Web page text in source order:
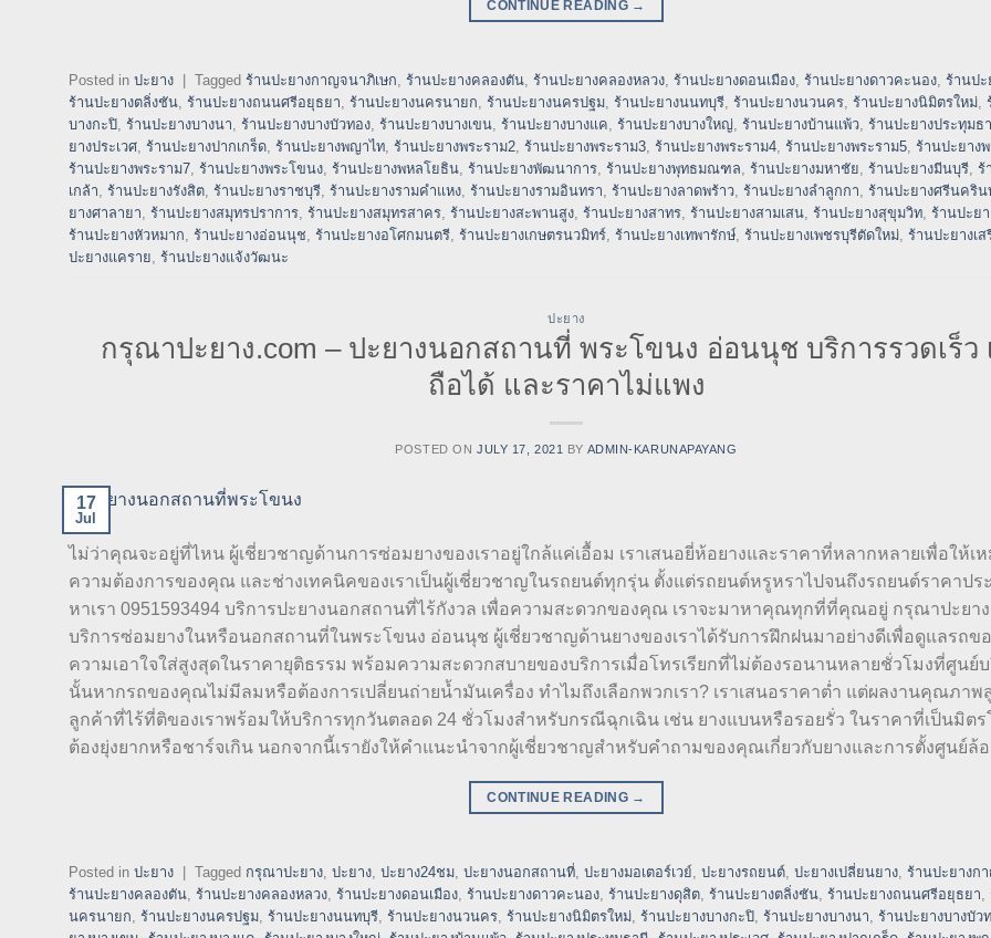
CONTINUE READING →
Posted in ปะยาง Tagged ร้านปะยางกาญจนาภิเษก, ร้านปะยางคลองตัน, ร้านปะยางคลองหลวง, ร้านปะยางดอนเมือง, ร้านปะยางดาวคะนอง, ร้านปะ
ร้านปะยางตลิ่งชัน, ร้านปะยางถนนศรีอยุธยา, ร้านปะยางนครนายก, ร้านปะยางนครปฐม, ร้านปะยางนนทบุรี, ร้านปะยางนวนคร, ร้านปะยางนิมิตรใหม่,
บางกะปิ, ร้านปะยางบางนา, ร้านปะยางบางบัวทอง, ร้านปะยางบางเขน, ร้านปะยางบางแค, ร้านปะยางบางใหญ่, ร้านปะยางบ้านแพ้ว, ร้านปะยางประทุมธ
ยางประเวศ, ร้านปะยางปากเกร็ด, ร้านปะยางพญาไท, ร้านปะยางพระราม2, ร้านปะยางพระราม3, ร้านปะยางพระราม4, ร้านปะยางพระราม5, ร้านปะยาง
ร้านปะยางพระราม7, ร้านปะยางพระโขนง, ร้านปะยางพหลโยธิน, ร้านปะยางพัฒนาการ, ร้านปะยางพุทธมณฑล, ร้านปะยางมหาชัย, ร้านปะยางมีนบุรี, ร้
เกล้า, ร้านปะยางรังสิต, ร้านปะยางราชบุรี, ร้านปะยางรามคำแหง, ร้านปะยางรามอินทรา, ร้านปะยางลาดพร้าว, ร้านปะยางลำลูกกา, ร้านปะยางศรีนคริน
ยางศาลายา, ร้านปะยางสมุทรปราการ, ร้านปะยางสมุทรสาคร, ร้านปะยางสะพานสูง, ร้านปะยางสาทร, ร้านปะยางสามเสน, ร้านปะยางสุขุมวิท, ร้านปะย
ร้านปะยางหัวหมาก, ร้านปะยางอ่อนนุช, ร้านปะยางอโศกมนตรี, ร้านปะยางเกษตรนวมิทร์, ร้านปะยางเทพารักษ์, ร้านปะยางเพชรบุรีตัดใหม่, ร้านปะยางเส
ปะยางแคราย, ร้านปะยางแจ้งวัฒนะ
ปะยาง
กรุณาปะยาง.com – ปะยางนอกสถานที่ พระโขนง อ่อนนุช บริการรวดเร็ว
ถือได้ และราคาไม่แพง
POSTED ON JULY 17, 2021 BY ADMIN-KARUNAPAYANG
17
Jul
ไม่ว่าคุณจะอยู่ที่ไหน ผู้เชี่ยวชาญด้านการซ่อมยางของเราอยู่ใกล้แค่เอื้อม เราเสนอยี่ห้อยางและราคาที่หลากหลายเพื่อให้เ
ความต้องการของคุณ และช่างเทคนิคของเราเป็นผู้เชี่ยวชาญในรถยนต์ทุกรุ่น ตั้งแต่รถยนต์หรูหราไปจนถึงรถยนต์ราคาปร
หาเรา 0951593494 บริการปะยางนอกสถานที่ไร้กังวล เพื่อความสะดวกของคุณ เราจะมาหาคุณทุกที่ที่คุณอยู่ กรุณาปะยาง
บริการซ่อมยางในหรือนอกสถานที่ในพระโขนง อ่อนนุช ผู้เชี่ยวชาญด้านยางของเราได้รับการฝึกฝนมาอย่างดีเพื่อดูแลรถข
ความเอาใจใส่สูงสุดในราคายุติธรรม พร้อมความสะดวกสบายของบริการเมื่อโทรเรียกที่ไม่ต้องรอนานหลายชั่วโมงที่ศูนย์
นั้นหากรถของคุณไม่มีลมหรือต้องการเปลี่ยนถ่ายน้ำมันเครื่อง ทำไมถึงเลือกพวกเรา? เราเสนอราคาต่ำ แต่ผลงานคุณภาพ
ลูกค้าที่ไร้ที่ติของเราพร้อมให้บริการทุกวันตลอด 24 ชั่วโมงสำหรับกรณีฉุกเฉิน เช่น ยางแบนหรือรอยรั่ว ในราคาที่เป็นมิตร
ต้องยุ่งยากหรือชาร์จเกิน นอกจากนี้เรายังให้คำแนะนำจากผู้เชี่ยวชาญสำหรับคำถามของคุณเกี่ยวกับยางและการตั้งศูนย์ล้
CONTINUE READING →
Posted in ปะยาง Tagged กรุณาปะยาง, ปะยาง, ปะยาง24ชม, ปะยางนอกสถานที่, ปะยางมอเตอร์เวย์, ปะยางรถยนต์, ปะยางเปลี่ยนยาง, ร้านปะยางก
ร้านปะยางคลองตัน, ร้านปะยางคลองหลวง, ร้านปะยางดอนเมือง, ร้านปะยางดาวคะนอง, ร้านปะยางดุสิต, ร้านปะยางตลิ่งชัน, ร้านปะยางถนนศรีอยุธยา,
นครนายก, ร้านปะยางนครปฐม, ร้านปะยางนนทบุรี, ร้านปะยางนวนคร, ร้านปะยางนิมิตรใหม่, ร้านปะยางบางกะปิ, ร้านปะยางบางนา, ร้านปะยางบางบัว